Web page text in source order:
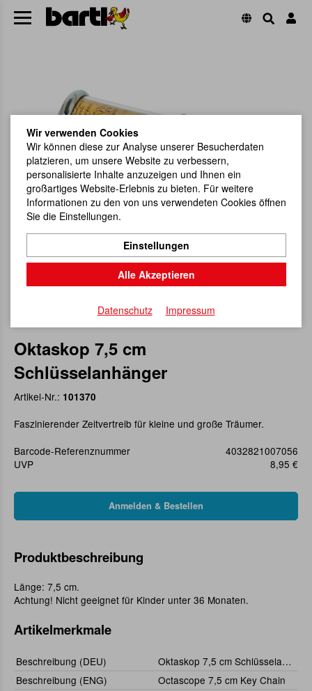
Oktaskop 7,5 cm
Schlüsselanhänger
Artikel-Nr.: 101370
Faszinierender Zeitvertreib für kleine und große Träumer.
Barcode-Referenznummer
4032821007056
UVP
8,95 €
Produktbeschreibung
Länge: 7,5 cm.
Achtung! Nicht geeignet für Kinder unter 36 Monaten.
Artikelmerkmale
Beschreibung (DEU)
Oktaskop 7,5 cm Schlüsselanhänger
Beschreibung (ENG)
Octascope 7,5 cm Key Chain
Wir verwenden Cookies
Wir können diese zur Analyse unserer Besucherdaten
platzieren, um unsere Website zu verbessern,
personalisierte Inhalte anzuzeigen und Ihnen ein
großartiges Website-Erlebnis zu bieten. Für weitere
Informationen zu den von uns verwendeten Cookies öffnen
Sie die Einstellungen.
Einstellungen
Alle Akzeptieren
Datenschutz Impressum